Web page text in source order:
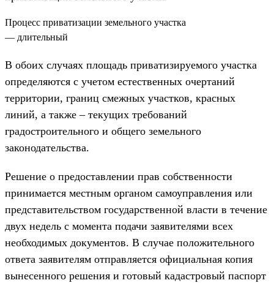
Процесс приватизации земельного участка
— длительный
В обоих случаях площадь приватизируемого участка
определяются с учетом естественных очертаний
территории, границ смежных участков, красных
линий, а также – текущих требований
градостроительного и общего земельного
законодательства.
Решение о предоставлении прав собственности
принимается местным органом самоуправления или
представительством государственной власти в течение
двух недель с момента подачи заявителями всех
необходимых документов. В случае положительного
ответа заявителям отправляется официальная копия
вынесенного решения и готовый кадастровый паспорт